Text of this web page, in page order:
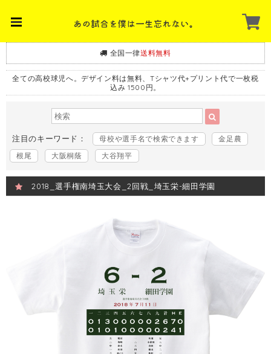
全国一律送料無料
全ての高校球児へ。デザイン料は無料、Tシャツ代+プリント代で一枚税
込み 1500円。
注目のキーワード： 母校や選手名で検索できます
金足農
根尾
大阪桐蔭 大谷翔平
2018_選手権南埼玉大会_2回戦_埼玉栄-細田学園